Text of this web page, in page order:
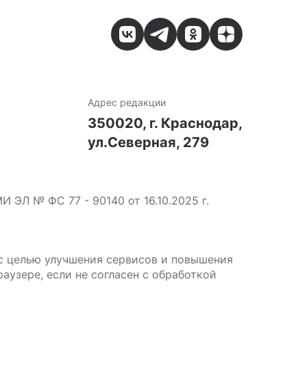
Адрес редакции
350020, г. Краснодар,
ул.Северная, 279
ЭЛ № ФС 77 - 90140 от 16.10.2025 г.
целью улучшения сервисов и повышения
если не согласен с обработкой